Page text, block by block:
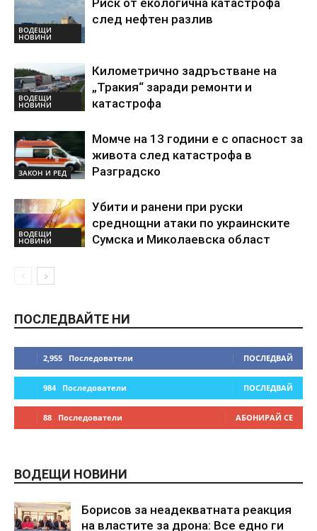
ВОДЕЩИ
НОВИНИ
след нефтен разлив
ВОДЕЩИ
НОВИНИ
Километрично задръстване на
„Тракия“ заради ремонти и
катастрофа
ЗАКОН И РЕД
Момче на 13 години е с опасност за
живота след катастрофа в
Разградско
ВОДЕЩИ
НОВИНИ
Убити и ранени при руски
среднощни атаки по украинските
Сумска и Миколаевска област
ПОСЛЕДВАЙТЕ НИ
2,955 Последователи ПОСЛЕДВАЙ
984 Последователи ПОСЛЕДВАЙ
88 Последователи АБОНИРАЙ СЕ
ВОДЕЩИ НОВИНИ
Борисов за неадекватната реакция
на властите за дрона: Все едно ги